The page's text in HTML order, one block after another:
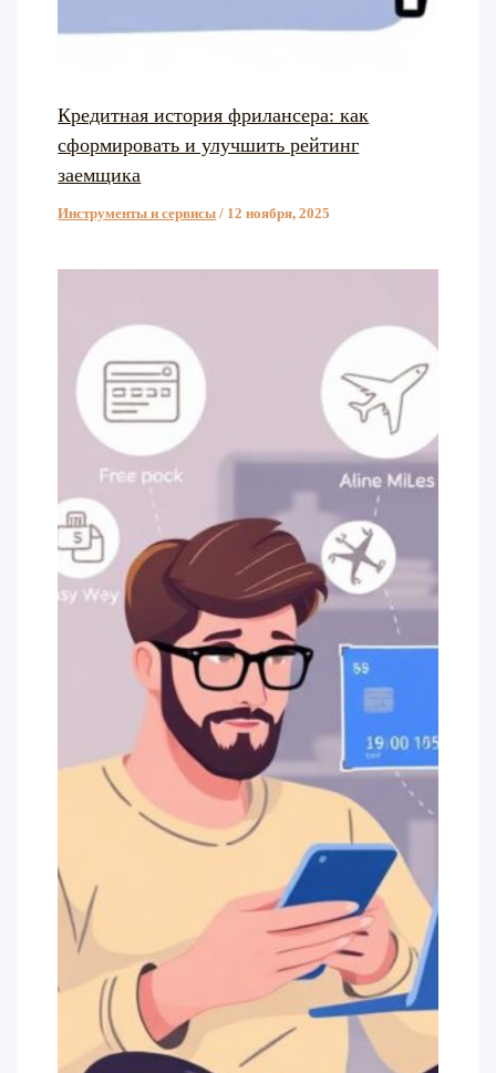
Кредитная история фрилансера: как
сформировать и улучшить рейтинг
заемщика
Инструменты и сервисы / 12 ноября, 2025